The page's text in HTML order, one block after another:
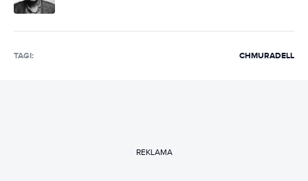
TAGI: CHMURADELL
REKLAMA